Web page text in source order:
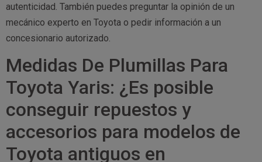
autenticidad. También puedes preguntar la opinión de un
mecánico experto en Toyota o pedir información a un
concesionario autorizado.
Medidas De Plumillas Para
Toyota Yaris: ¿Es posible
conseguir repuestos y
accesorios para modelos de
Toyota antiguos en